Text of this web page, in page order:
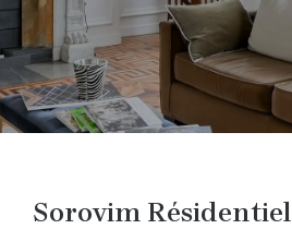
Sorovim Résidentiel